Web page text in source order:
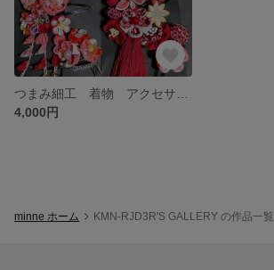
4,000円
minne ホーム KMN-RJD3R'S GALLERY の作品一覧